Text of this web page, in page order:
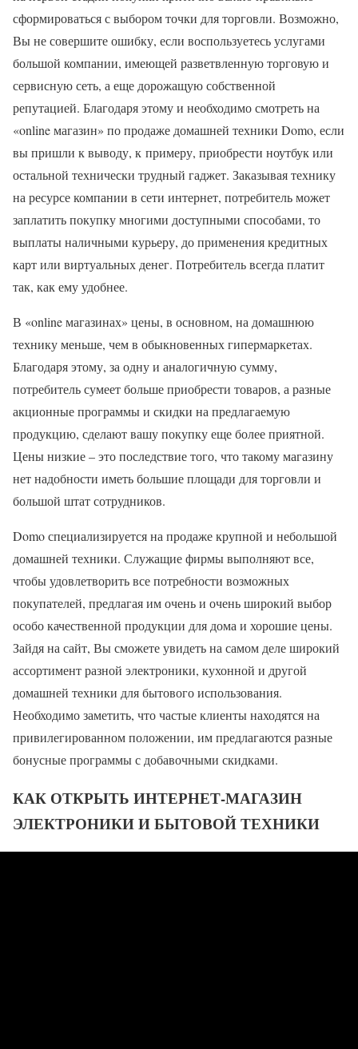
сформироваться с выбором точки для торговли. Возможно,
Вы не совершите ошибку, если воспользуетесь услугами
большой компании, имеющей разветвленную торговую и
сервисную сеть, а еще дорожащую собственной
репутацией. Благодаря этому и необходимо смотреть на
«online магазин» по продаже домашней техники Domo, если
вы пришли к выводу, к примеру, приобрести ноутбук или
остальной технически трудный гаджет. Заказывая технику
на ресурсе компании в сети интернет, потребитель может
заплатить покупку многими доступными способами, то
выплаты наличными курьеру, до применения кредитных
карт или виртуальных денег. Потребитель всегда платит
так, как ему удобнее.
В «online магазинах» цены, в основном, на домашнюю
технику меньше, чем в обыкновенных гипермаркетах.
Благодаря этому, за одну и аналогичную сумму,
потребитель сумеет больше приобрести товаров, а разные
акционные программы и скидки на предлагаемую
продукцию, сделают вашу покупку еще более приятной.
Цены низкие – это последствие того, что такому магазину
нет надобности иметь большие площади для торговли и
большой штат сотрудников.
Domo специализируется на продаже крупной и небольшой
домашней техники. Служащие фирмы выполняют все,
чтобы удовлетворить все потребности возможных
покупателей, предлагая им очень и очень широкий выбор
особо качественной продукции для дома и хорошие цены.
Зайдя на сайт, Вы сможете увидеть на самом деле широкий
ассортимент разной электроники, кухонной и другой
домашней техники для бытового использования.
Необходимо заметить, что частые клиенты находятся на
привилегированном положении, им предлагаются разные
бонусные программы с добавочными скидками.
КАК ОТКРЫТЬ ИНТЕРНЕТ-МАГАЗИН
ЭЛЕКТРОНИКИ И БЫТОВОЙ ТЕХНИКИ